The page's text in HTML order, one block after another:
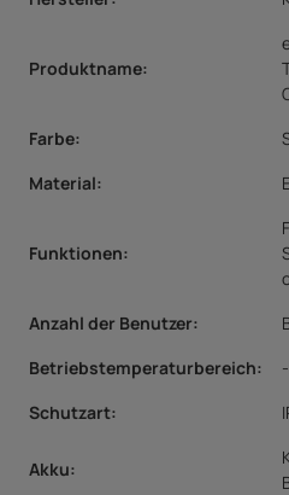
Produktname:
Farbe:
Material:
Funktionen:
Anzahl der Benutzer:
Betriebstemperaturbereich:
Schutzart:
Akku: